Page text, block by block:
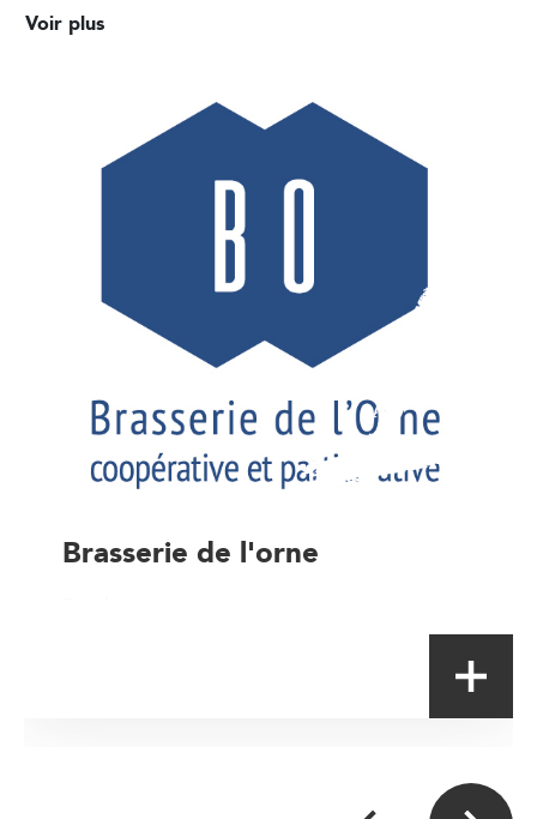
Voir plus
Brasserie de l'orne